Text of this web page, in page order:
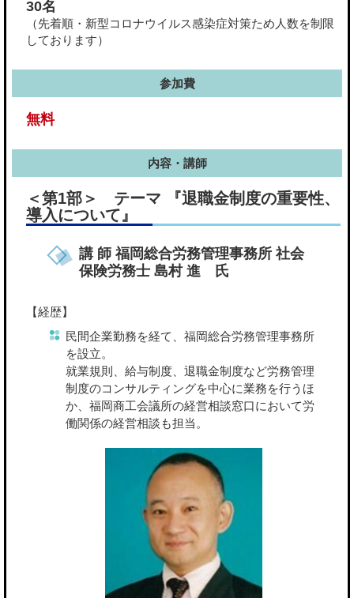
30名
（先着順・新型コロナウイルス感染症対策ため人数を制限
しております）
参加費
無料
内容・講師
＜第1部＞ テーマ 『退職金制度の重要性、
導入について』
講 師 福岡総合労務管理事務所 社会
保険労務士 島村 進 氏
【経歴】
民間企業勤務を経て、福岡総合労務管理事務所
を設立。
就業規則、給与制度、退職金制度など労務管理
制度のコンサルティングを中心に業務を行うほ
か、福岡商工会議所の経営相談窓口において労
働関係の経営相談も担当。